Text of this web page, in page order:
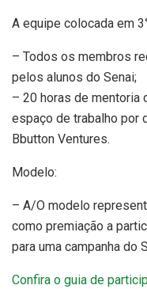
A equipe colocada em
– Todos os membros
pelos alunos do Senai;
– 20 horas de mentoria
espaço de trabalho por
Bbutton Ventures.
Modelo:
– A/O modelo
como premiação a
para uma campanha do
Confira o guia de